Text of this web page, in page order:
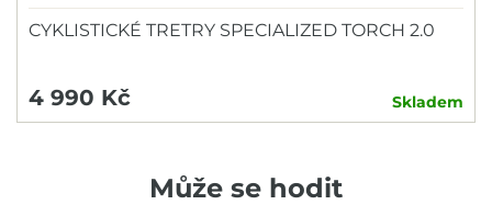
CYKLISTICKÉ TRETRY SPECIALIZED TORCH 2.0
4 990 Kč Skladem
Může se hodit